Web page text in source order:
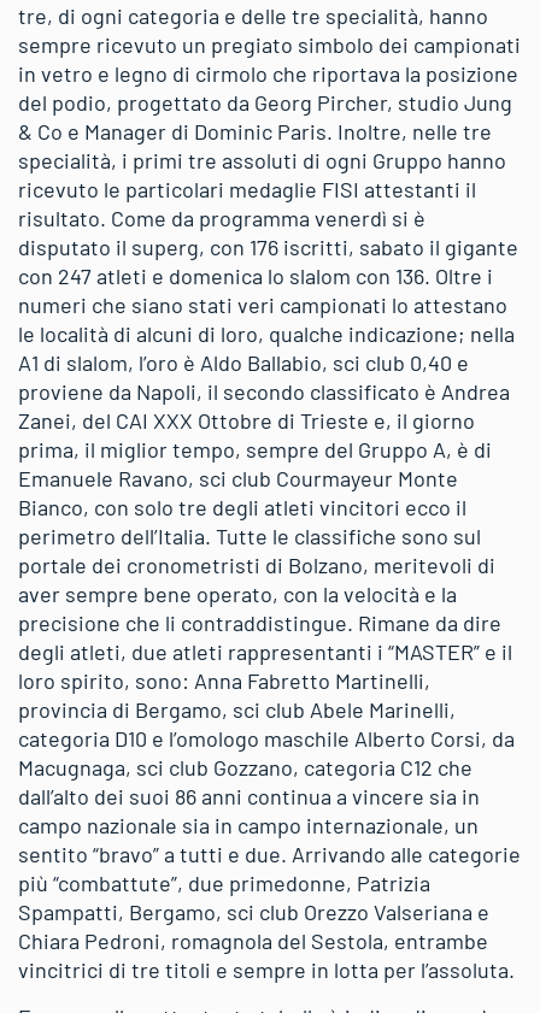
tre, di ogni categoria e delle tre specialità, hanno
sempre ricevuto un pregiato simbolo dei campionati
in vetro e legno di cirmolo che riportava la posizione
del podio, progettato da Georg Pircher, studio Jung
& Co e Manager di Dominic Paris. Inoltre, nelle tre
specialità, i primi tre assoluti di ogni Gruppo hanno
ricevuto le particolari medaglie FISI attestanti il
risultato. Come da programma venerdì si è
disputato il superg, con 176 iscritti, sabato il gigante
con 247 atleti e domenica lo slalom con 136. Oltre i
numeri che siano stati veri campionati lo attestano
le località di alcuni di loro, qualche indicazione; nella
A1 di slalom, l’oro è Aldo Ballabio, sci club 0,40 e
proviene da Napoli, il secondo classificato è Andrea
Zanei, del CAI XXX Ottobre di Trieste e, il giorno
prima, il miglior tempo, sempre del Gruppo A, è di
Emanuele Ravano, sci club Courmayeur Monte
Bianco, con solo tre degli atleti vincitori ecco il
perimetro dell’Italia. Tutte le classifiche sono sul
portale dei cronometristi di Bolzano, meritevoli di
aver sempre bene operato, con la velocità e la
precisione che li contraddistingue. Rimane da dire
degli atleti, due atleti rappresentanti i “MASTER” e il
loro spirito, sono: Anna Fabretto Martinelli,
provincia di Bergamo, sci club Abele Marinelli,
categoria D10 e l’omologo maschile Alberto Corsi, da
Macugnaga, sci club Gozzano, categoria C12 che
dall’alto dei suoi 86 anni continua a vincere sia in
campo nazionale sia in campo internazionale, un
sentito “bravo” a tutti e due. Arrivando alle categorie
più “combattute”, due primedonne, Patrizia
Spampatti, Bergamo, sci club Orezzo Valseriana e
Chiara Pedroni, romagnola del Sestola, entrambe
vincitrici di tre titoli e sempre in lotta per l’assoluta.